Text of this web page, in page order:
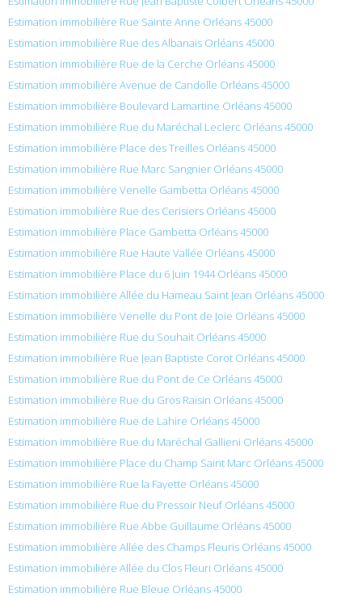
Estimation immobilière Rue Sainte Anne Orléans 45000
Estimation immobilière Rue des Albanais Orléans 45000
Estimation immobilière Rue de la Cerche Orléans 45000
Estimation immobilière Avenue de Candolle Orléans 45000
Estimation immobilière Boulevard Lamartine Orléans 45000
Estimation immobilière Rue du Maréchal Leclerc Orléans 45000
Estimation immobilière Place des Treilles Orléans 45000
Estimation immobilière Rue Marc Sangnier Orléans 45000
Estimation immobilière Venelle Gambetta Orléans 45000
Estimation immobilière Rue des Cerisiers Orléans 45000
Estimation immobilière Place Gambetta Orléans 45000
Estimation immobilière Rue Haute Vallée Orléans 45000
Estimation immobilière Place du 6 Juin 1944 Orléans 45000
Estimation immobilière Allée du Hameau Saint Jean Orléans 45000
Estimation immobilière Venelle du Pont de Joie Orléans 45000
Estimation immobilière Rue du Souhait Orléans 45000
Estimation immobilière Rue Jean Baptiste Corot Orléans 45000
Estimation immobilière Rue du Pont de Ce Orléans 45000
Estimation immobilière Rue du Gros Raisin Orléans 45000
Estimation immobilière Rue de Lahire Orléans 45000
Estimation immobilière Rue du Maréchal Gallieni Orléans 45000
Estimation immobilière Place du Champ Saint Marc Orléans 45000
Estimation immobilière Rue la Fayette Orléans 45000
Estimation immobilière Rue du Pressoir Neuf Orléans 45000
Estimation immobilière Rue Abbe Guillaume Orléans 45000
Estimation immobilière Allée des Champs Fleuris Orléans 45000
Estimation immobilière Allée du Clos Fleuri Orléans 45000
Estimation immobilière Rue Bleue Orléans 45000